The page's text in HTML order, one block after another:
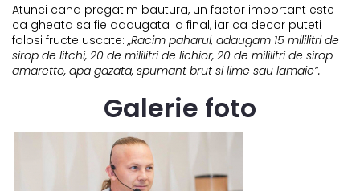
Atunci cand pregatim bautura, un factor important este
ca gheata sa fie adaugata la final, iar ca decor puteti
folosi fructe uscate: „Racim paharul, adaugam 15 mililitri de
sirop de litchi, 20 de mililitri de lichior, 20 de mililitri de sirop
amaretto, apa gazata, spumant brut si lime sau lamaie”.
Galerie foto